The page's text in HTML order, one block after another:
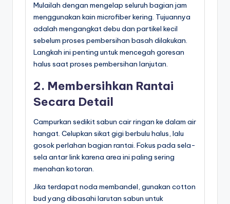
Mulailah dengan mengelap seluruh bagian jam
menggunakan kain microfiber kering. Tujuannya
adalah mengangkat debu dan partikel kecil
sebelum proses pembersihan basah dilakukan.
Langkah ini penting untuk mencegah goresan
halus saat proses pembersihan lanjutan.
2. Membersihkan Rantai
Secara Detail
Campurkan sedikit sabun cair ringan ke dalam air
hangat. Celupkan sikat gigi berbulu halus, lalu
gosok perlahan bagian rantai. Fokus pada sela-
sela antar link karena area ini paling sering
menahan kotoran.
Jika terdapat noda membandel, gunakan cotton
bud yang dibasahi larutan sabun untuk